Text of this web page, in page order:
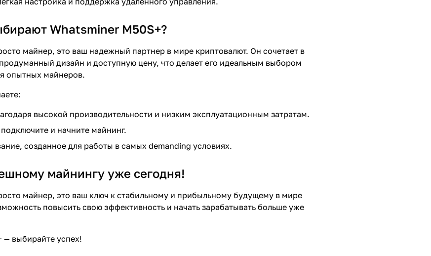
Whatsminer M50S+?
майнер, это ваш надежный партнер в мире криптовалют. Он сочетает в
дизайн и доступную цену, что делает его идеальным выбором
опытных майнеров.
высокой производительности и низким эксплуатационным затратам.
и начните майнинг.
созданное для работы в самых demanding условиях.
майнингу уже сегодня!
майнер, это ваш ключ к стабильному и прибыльному будущему в мире
повысить свою эффективность и начать зарабатывать больше уже
— выбирайте успех!